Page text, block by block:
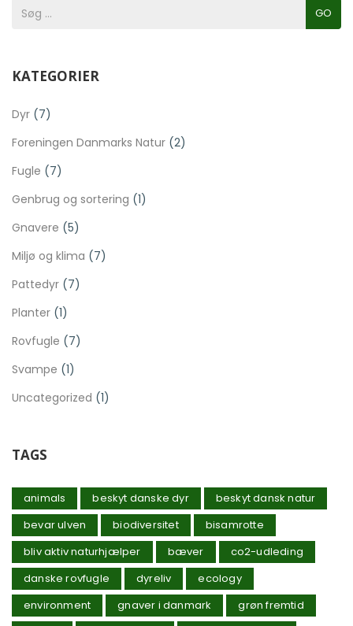
GO
KATEGORIER
Dyr (7)
Foreningen Danmarks Natur (2)
Fugle (7)
Genbrug og sortering (1)
Gnavere (5)
Miljø og klima (7)
Pattedyr (7)
Planter (1)
Rovfugle (7)
Svampe (1)
Uncategorized (1)
TAGS
animals beskyt danske dyr
beskyt dansk natur
bevar ulven
biodiversitet
bisamrotte
bliv aktiv naturhjælper
bæver
co2-udleding
danske rovfugle
dyreliv
ecology
environment
gnaver i danmark
grøn fremtid